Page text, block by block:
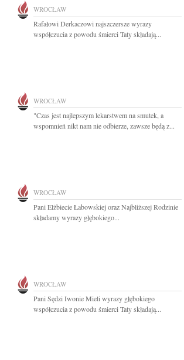
WROCŁAW
Rafałowi Derkaczowi najszczersze wyrazy
współczucia z powodu śmierci Taty składają...
WROCŁAW
"Czas jest najlepszym lekarstwem na smutek, a
wspomnień nikt nam nie odbierze, zawsze będą z...
WROCŁAW
Pani Elżbiecie Łabowskiej oraz Najbliższej Rodzinie
składamy wyrazy głębokiego...
WROCŁAW
Pani Sędzi Iwonie Mieli wyrazy głębokiego
współczucia z powodu śmierci Taty składają...